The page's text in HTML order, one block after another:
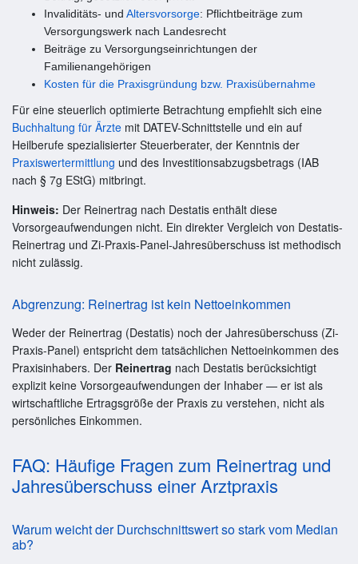
Invaliditäts- und Altersvorsorge: Pflichtbeiträge zum
Versorgungswerk nach Landesrecht
Beiträge zu Versorgungseinrichtungen der
Familienangehörigen
Kosten für die Praxisgründung bzw. Praxisübernahme
Für eine steuerlich optimierte Betrachtung empfiehlt sich eine
Buchhaltung für Ärzte mit DATEV-Schnittstelle und ein auf
Heilberufe spezialisierter Steuerberater, der Kenntnis der
Praxiswertermittlung und des Investitionsabzugsbetrags (IAB
nach § 7g EStG) mitbringt.
Hinweis: Der Reinertrag nach Destatis enthält diese
Vorsorgeaufwendungen nicht. Ein direkter Vergleich von Destatis-
Reinertrag und Zi-Praxis-Panel-Jahresüberschuss ist methodisch
nicht zulässig.
Abgrenzung: Reinertrag ist kein Nettoeinkommen
Weder der Reinertrag (Destatis) noch der Jahresüberschuss (Zi-
Praxis-Panel) entspricht dem tatsächlichen Nettoeinkommen des
Praxisinhabers. Der Reinertrag nach Destatis berücksichtigt
explizit keine Vorsorgeaufwendungen der Inhaber — er ist als
wirtschaftliche Ertragsgröße der Praxis zu verstehen, nicht als
persönliches Einkommen.
FAQ: Häufige Fragen zum Reinertrag und
Jahresüberschuss einer Arztpraxis
Warum weicht der Durchschnittswert so stark vom Median
ab?